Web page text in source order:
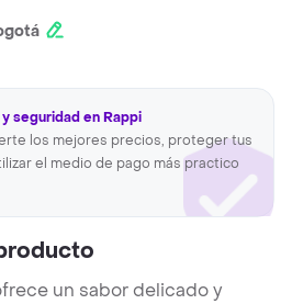
seguridad en Rappi
los mejores precios, proteger tus
el medio de pago más practico
un sabor delicado y